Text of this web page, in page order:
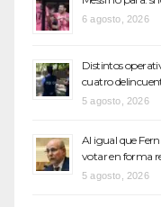
6 agosto, 2026
Distintos
cuatro
5 agosto, 2026
Al igual que
votar en forma
5 agosto, 2026